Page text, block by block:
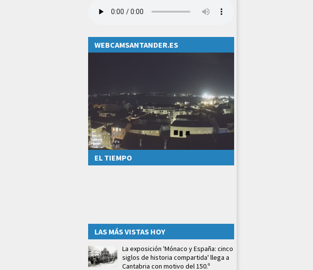
WEBCAMSANTANDER.ES
EL TIEMPO
LAS MÁS VISTAS HOY
La exposición 'Mónaco y España: cinco
siglos de historia compartida' llega a
Cantabria con motivo del 150.º